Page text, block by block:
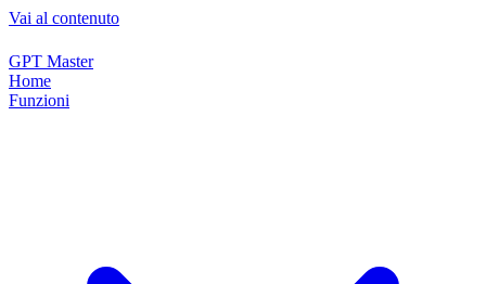
Vai al contenuto
GPT Master
Home
Funzioni